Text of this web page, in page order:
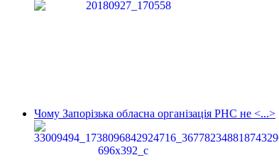
Чому Запорізька обласна організація РНС не <...>